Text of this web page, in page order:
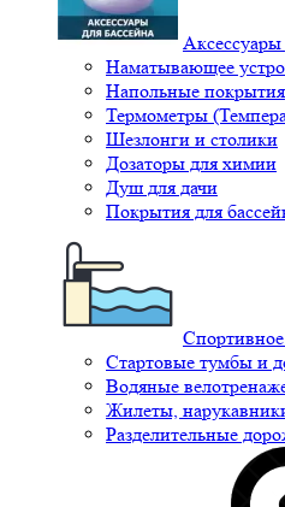
Аксессуары
Наматывающее
Напольные покрытия
Термометры
Шезлонги и столики
Дозаторы для химии
Душ для дачи
Покрытия для
Стартовые тумбы и
Водяные
Жилеты,
Разделительные